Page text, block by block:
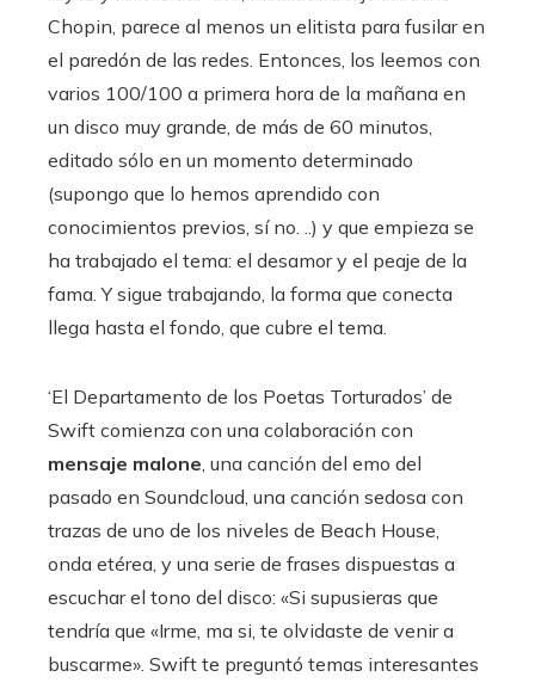
Chopin, parece al menos un elitista para fusilar en
el paredón de las redes. Entonces, los leemos con
varios 100/100 a primera hora de la mañana en
un disco muy grande, de más de 60 minutos,
editado sólo en un momento determinado
(supongo que lo hemos aprendido con
conocimientos previos, sí no. ..) y que empieza se
ha trabajado el tema: el desamor y el peaje de la
fama. Y sigue trabajando, la forma que conecta
llega hasta el fondo, que cubre el tema.
‘El Departamento de los Poetas Torturados’ de
Swift comienza con una colaboración con
mensaje malone, una canción del emo del
pasado en Soundcloud, una canción sedosa con
trazas de uno de los niveles de Beach House,
onda etérea, y una serie de frases dispuestas a
escuchar el tono del disco: «Si supusieras que
tendría que «Irme, ma si, te olvidaste de venir a
buscarme». Swift te preguntó temas interesantes